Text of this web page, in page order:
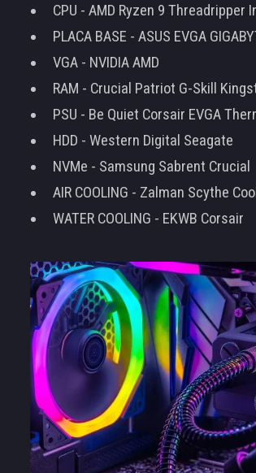
CPU - AMD Ryzen 9 Threadripper
PLACA BASE - ASUS EVGA
VGA - NVIDIA AMD
RAM - Crucial Patriot G-Skill
PSU - Be Quiet Corsair EVGA
HDD - Western Digital Seagate
NVMe - Samsung Sabrent Crucial
AIR COOLING - Zalman Scythe
WATER COOLING - EKWB Corsair